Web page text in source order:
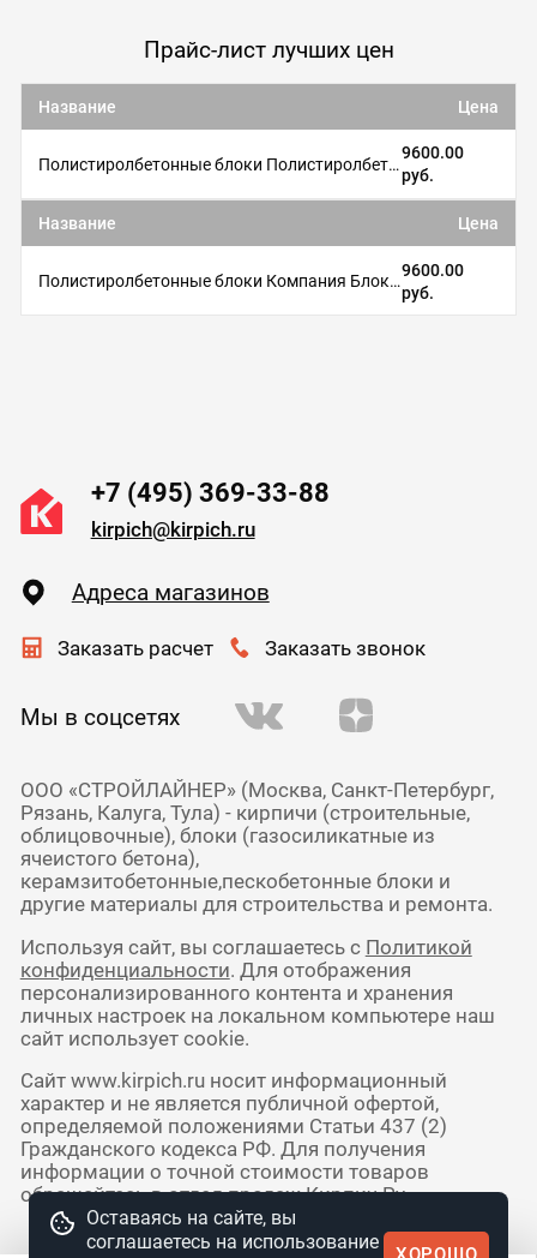
Прайс-лист лучших цен
Название Цена
Полистиролбетонные блоки Полистиролбетон
9600.00
руб.
Название Цена
Полистиролбетонные блоки Компания БлокПром
9600.00
руб.
+7 (495) 369-33-88
kirpich@kirpich.ru
Адреса магазинов
Заказать расчет Заказать звонок
Мы в соцсетях
ООО «СТРОЙЛАЙНЕР» (Москва, Санкт-Петербург,
Рязань, Калуга, Тула) - кирпичи (строительные,
облицовочные), блоки (газосиликатные из
ячеистого бетона),
керамзитобетонные,пескобетонные блоки и
другие материалы для строительства и ремонта.
Используя сайт, вы соглашаетесь с Политикой
конфиденциальности. Для отображения
персонализированного контента и хранения
личных настроек на локальном компьютере наш
сайт использует cookie.
Сайт www.kirpich.ru носит информационный
характер и не является публичной офертой,
определяемой положениями Статьи 437 (2)
Гражданского кодекса РФ. Для получения
информации о точной стоимости товаров
обращайтесь в отдел продаж Кирпич Ру.
Оставаясь на сайте, вы
соглашаетесь на использование